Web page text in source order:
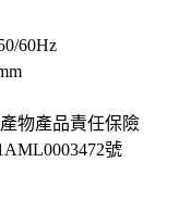
60Hz
物產品責任保險
號